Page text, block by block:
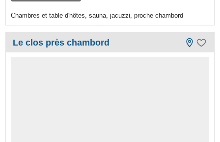
Chambres et table d'hôtes, sauna, jacuzzi, proche chambord
Le clos près chambord